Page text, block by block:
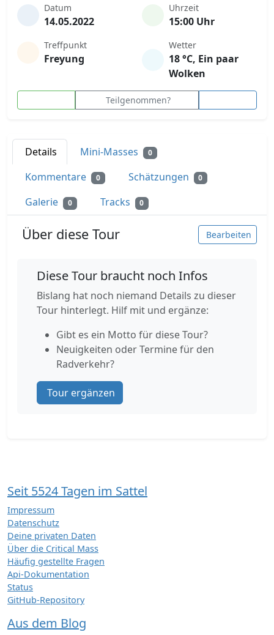
Datum
14.05.2022
Uhrzeit
15:00 Uhr
Treffpunkt
Freyung
Wetter
18 °C, Ein paar
Wolken
Teilgenommen?
Details Mini-Masses 0
Kommentare 0 Schätzungen 0
Galerie 0 Tracks 0
Über diese Tour Bearbeiten
Diese Tour braucht noch Infos
Bislang hat noch niemand Details zu dieser
Tour hinterlegt. Hilf mit und ergänze:
Gibt es ein Motto für diese Tour?
Neuigkeiten oder Termine für den
Radverkehr?
Tour ergänzen
Seit 5524 Tagen im Sattel
Impressum
Datenschutz
Deine privaten Daten
Über die Critical Mass
Häufig gestellte Fragen
Api-Dokumentation
Status
GitHub-Repository
Aus dem Blog